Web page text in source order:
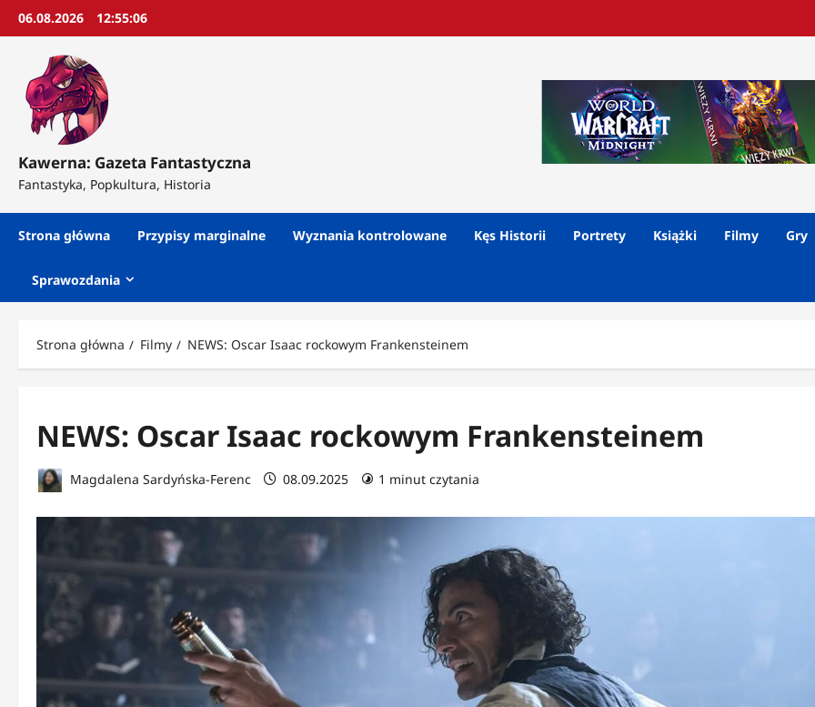
Przejdź
06.08.2026 12:55:09
Kawerna: Gazeta Fantastyczna
Fantastyka, Popkultura, Historia
Strona główna Przypisy marginalne Wyznania kontrolowane Kęs Historii Portrety Książki Filmy Gry
Sprawozdania
Strona główna Filmy NEWS: Oscar Isaac rockowym Frankensteinem
NEWS: Oscar Isaac rockowym Frankensteinem
Magdalena Sardyńska-Ferenc 08.09.2025 1 minut czytania